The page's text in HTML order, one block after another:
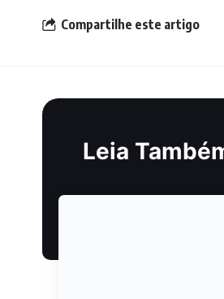
Compartilhe este artigo
Leia